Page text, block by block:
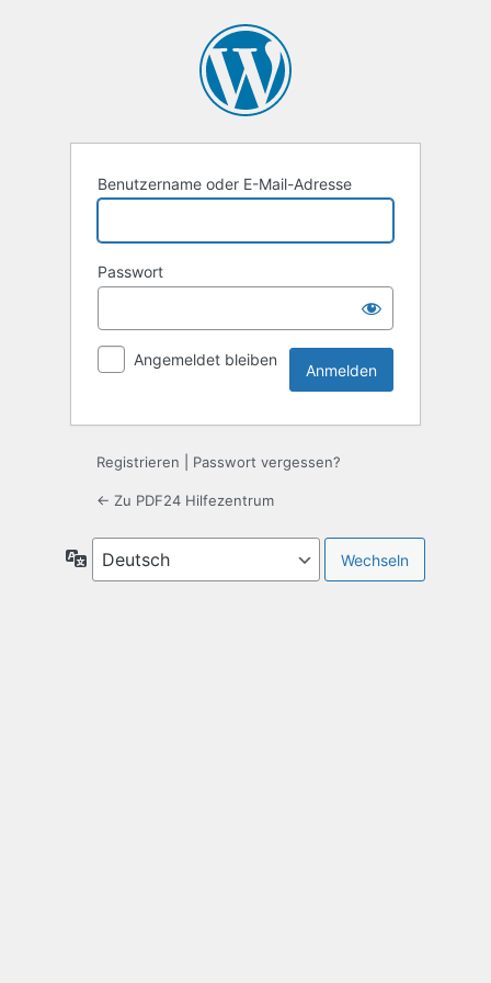
Benutzername oder E-Mail-Adresse
Passwort
Angemeldet bleiben
Registrieren Passwort vergessen?
← Zu PDF24 Hilfezentrum
Sprache